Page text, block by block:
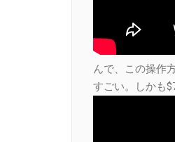
んで、この操作
すごい。しかも